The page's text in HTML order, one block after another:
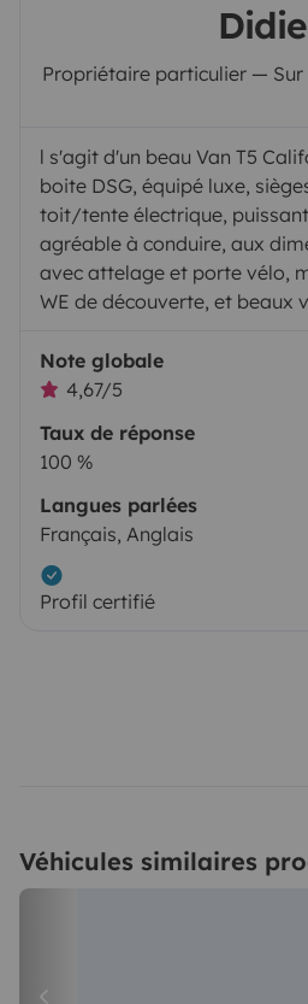
Propriétaire particulier — Sur
l s'agit d'un beau Van T5
boite DSG, équipé luxe,
toit/tente électrique, puissant
agréable à conduire, aux
avec attelage et porte vélo,
WE de découverte, et beaux
Note globale
4,67/5
Taux de réponse
100 %
Langues parlées
Français, Anglais
Profil certifié
Véhicules similaires